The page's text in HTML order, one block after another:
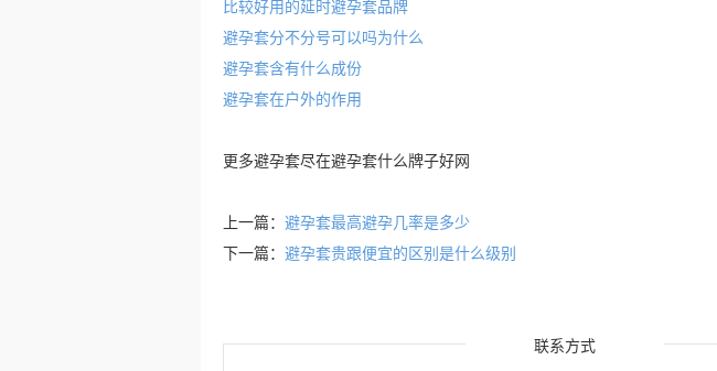
比较好用的延时避孕套品牌
避孕套分不分号可以吗为什么
避孕套含有什么成份
避孕套在户外的作用
更多避孕套尽在避孕套什么牌子好网
上一篇： 避孕套最高避孕几率是多少
下一篇： 避孕套贵跟便宜的区别是什么级别
联系方式